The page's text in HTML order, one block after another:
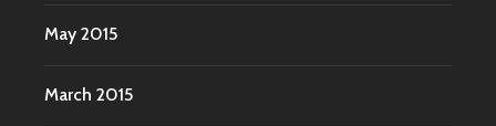
May 2015
March 2015